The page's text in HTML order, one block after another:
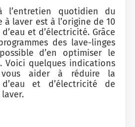
l’entretien quotidien du
à laver est à l’origine de 10
et d’électricité. Grâce
des lave-linges
d’en optimiser le
Voici quelques indications
aider à réduire la
et d’électricité de